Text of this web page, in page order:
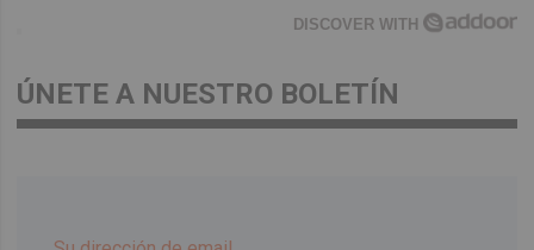
DISCOVER WITH
ÚNETE A NUESTRO BOLETÍN